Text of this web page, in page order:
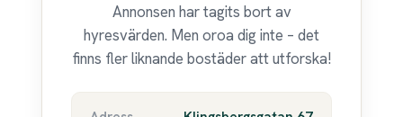
Annonsen har tagits bort av
hyresvärden. Men oroa dig inte – det
finns fler liknande bostäder att utforska!